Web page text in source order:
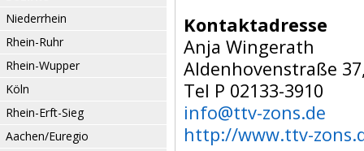
Niederrhein
Rhein-Ruhr
Rhein-Wupper
Köln
Rhein-Erft-Sieg
Aachen/Euregio
Kontaktadresse
Anja Wingerath
Aldenhovenstraße
Tel P 02133-3910
info@ttv-zons.de
http://www.ttv-